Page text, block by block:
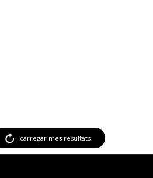
carregar més resultats